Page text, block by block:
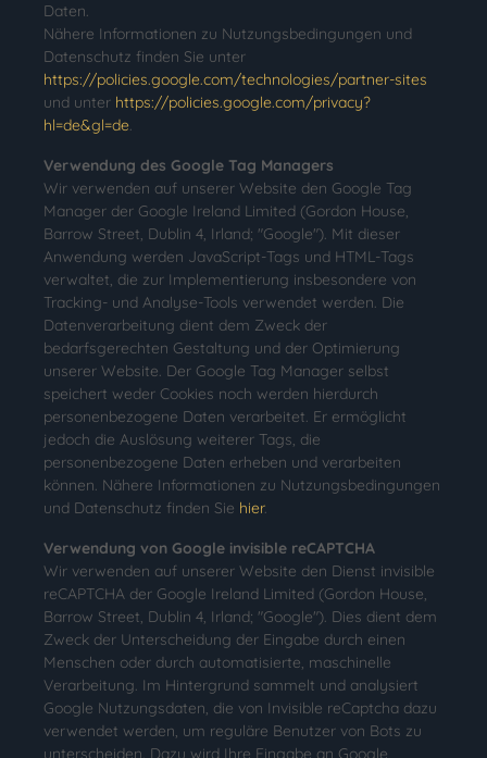
Daten.
Nähere Informationen zu Nutzungsbedingungen und
Datenschutz finden Sie unter
https://policies.google.com/technologies/partner-sites
und unter https://policies.google.com/privacy?
hl=de&gl=de.
Verwendung des Google Tag Managers
Wir verwenden auf unserer Website den Google Tag
Manager der Google Ireland Limited (Gordon House,
Barrow Street, Dublin 4, Irland; "Google"). Mit dieser
Anwendung werden JavaScript-Tags und HTML-Tags
verwaltet, die zur Implementierung insbesondere von
Tracking- und Analyse-Tools verwendet werden. Die
Datenverarbeitung dient dem Zweck der
bedarfsgerechten Gestaltung und der Optimierung
unserer Website. Der Google Tag Manager selbst
speichert weder Cookies noch werden hierdurch
personenbezogene Daten verarbeitet. Er ermöglicht
jedoch die Auslösung weiterer Tags, die
personenbezogene Daten erheben und verarbeiten
können. Nähere Informationen zu Nutzungsbedingungen
und Datenschutz finden Sie hier.
Verwendung von Google invisible reCAPTCHA
Wir verwenden auf unserer Website den Dienst invisible
reCAPTCHA der Google Ireland Limited (Gordon House,
Barrow Street, Dublin 4, Irland; "Google"). Dies dient dem
Zweck der Unterscheidung der Eingabe durch einen
Menschen oder durch automatisierte, maschinelle
Verarbeitung. Im Hintergrund sammelt und analysiert
Google Nutzungsdaten, die von Invisible reCaptcha dazu
verwendet werden, um reguläre Benutzer von Bots zu
unterscheiden. Dazu wird Ihre Eingabe an Google